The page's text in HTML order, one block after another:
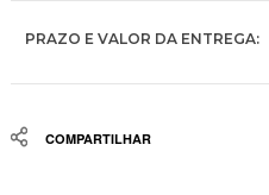
PRAZO E VALOR DA ENTREGA:
Share